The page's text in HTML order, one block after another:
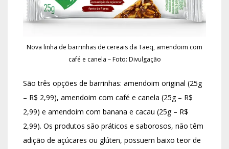
Nova linha de barrinhas de cereais da Taeq, amendoim com
café e canela – Foto: Divulgação
São três opções de barrinhas: amendoim original (25g
– R$ 2,99), amendoim com café e canela (25g – R$
2,99) e amendoim com banana e cacau (25g – R$
2,99). Os produtos são práticos e saborosos, não têm
adição de açúcares ou glúten, possuem baixo teor de